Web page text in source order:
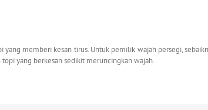
memberi kesan tirus. Untuk pemilik wajah persegi,
yang berkesan sedikit meruncingkan wajah.